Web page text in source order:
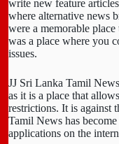
write new feature
where alternative news
were a memorable
was a place where you
issues.
JJ Sri Lanka Tamil
as it is a place that
restrictions. It is against
Tamil News has
applications on the